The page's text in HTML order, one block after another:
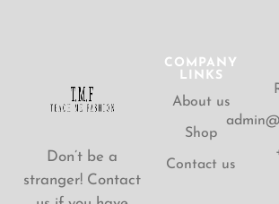
Don’t be a
stranger! Contact
COMPANY
LINKS
About us
Shop
Contact us